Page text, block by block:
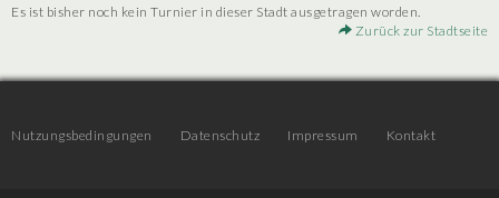
Es ist bisher noch kein Turnier in dieser Stadt ausgetragen worden.
Zurück zur Stadtseite
Nutzungsbedingungen Datenschutz Impressum Kontakt